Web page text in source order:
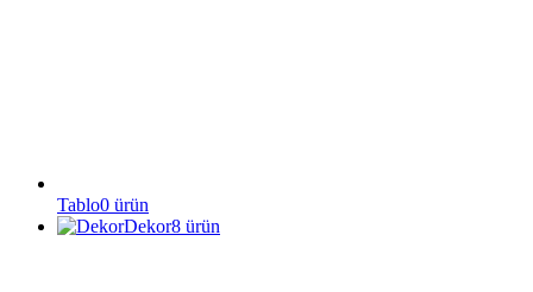
Tablo0 ürün
Dekor8 ürün